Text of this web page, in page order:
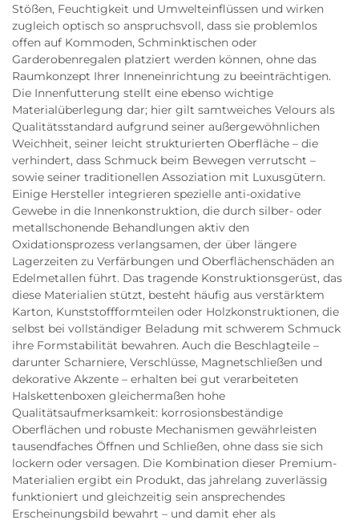
Stößen, Feuchtigkeit und Umwelteinflüssen und wirken
zugleich optisch so anspruchsvoll, dass sie problemlos
offen auf Kommoden, Schminktischen oder
Garderobenregalen platziert werden können, ohne das
Raumkonzept Ihrer Inneneinrichtung zu beeinträchtigen.
Die Innenfutterung stellt eine ebenso wichtige
Materialüberlegung dar; hier gilt samtweiches Velours als
Qualitätsstandard aufgrund seiner außergewöhnlichen
Weichheit, seiner leicht strukturierten Oberfläche – die
verhindert, dass Schmuck beim Bewegen verrutscht –
sowie seiner traditionellen Assoziation mit Luxusgütern.
Einige Hersteller integrieren spezielle anti-oxidative
Gewebe in die Innenkonstruktion, die durch silber- oder
metallschonende Behandlungen aktiv den
Oxidationsprozess verlangsamen, der über längere
Lagerzeiten zu Verfärbungen und Oberflächenschäden an
Edelmetallen führt. Das tragende Konstruktionsgerüst, das
diese Materialien stützt, besteht häufig aus verstärktem
Karton, Kunststoffformteilen oder Holzkonstruktionen, die
selbst bei vollständiger Beladung mit schwerem Schmuck
ihre Formstabilität bewahren. Auch die Beschlagteile –
darunter Scharniere, Verschlüsse, Magnetschließen und
dekorative Akzente – erhalten bei gut verarbeiteten
Halskettenboxen gleichermaßen hohe
Qualitätsaufmerksamkeit: korrosionsbeständige
Oberflächen und robuste Mechanismen gewährleisten
tausendfaches Öffnen und Schließen, ohne dass sie sich
lockern oder versagen. Die Kombination dieser Premium-
Materialien ergibt ein Produkt, das jahrelang zuverlässig
funktioniert und gleichzeitig sein ansprechendes
Erscheinungsbild bewahrt – und damit eher als